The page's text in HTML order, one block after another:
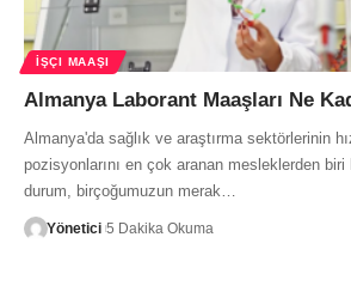
İŞÇI MAAŞI
Almanya Laborant Maaşları Ne
Almanya'da sağlık ve araştırma sektörlerinin
pozisyonlarını en çok aranan mesleklerden
durum, birçoğumuzun merak…
Yönetici 5 Dakika Okuma